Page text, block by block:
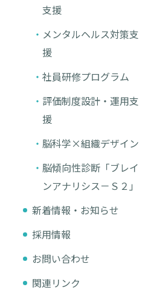
支援
メンタルヘルス対策支
援
社員研修プログラム
評価制度設計・運用支
援
脳科学×組織デザイン
脳傾向性診断「ブレイ
ンアナリシス－Ｓ２」
新着情報・お知らせ
採用情報
お問い合わせ
関連リンク